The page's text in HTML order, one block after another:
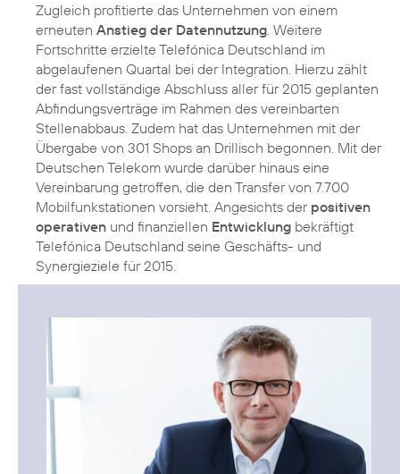
Zugleich profitierte das Unternehmen von einem
erneuten Anstieg der Datennutzung. Weitere
Fortschritte erzielte Telefónica Deutschland im
abgelaufenen Quartal bei der Integration. Hierzu zählt
der fast vollständige Abschluss aller für 2015 geplanten
Abfindungsverträge im Rahmen des vereinbarten
Stellenabbaus. Zudem hat das Unternehmen mit der
Übergabe von 301 Shops an Drillisch begonnen. Mit der
Deutschen Telekom wurde darüber hinaus eine
Vereinbarung getroffen, die den Transfer von 7.700
Mobilfunkstationen vorsieht. Angesichts der positiven
operativen und finanziellen Entwicklung bekräftigt
Telefónica Deutschland seine Geschäfts- und
Synergieziele für 2015.